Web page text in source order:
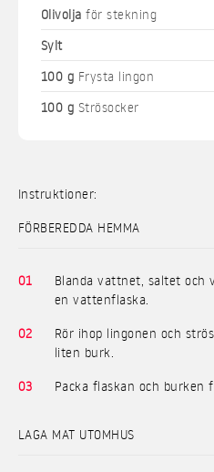
Olivolja för stekning
Sylt
100 g Frysta lingon
100 g Strösocker
Instruktioner:
FÖRBEREDDA HEMMA
01
Blanda vattnet, saltet och
en vattenflaska.
02
Rör ihop lingonen och
liten burk.
03 Packa flaskan och burken
LAGA MAT UTOMHUS